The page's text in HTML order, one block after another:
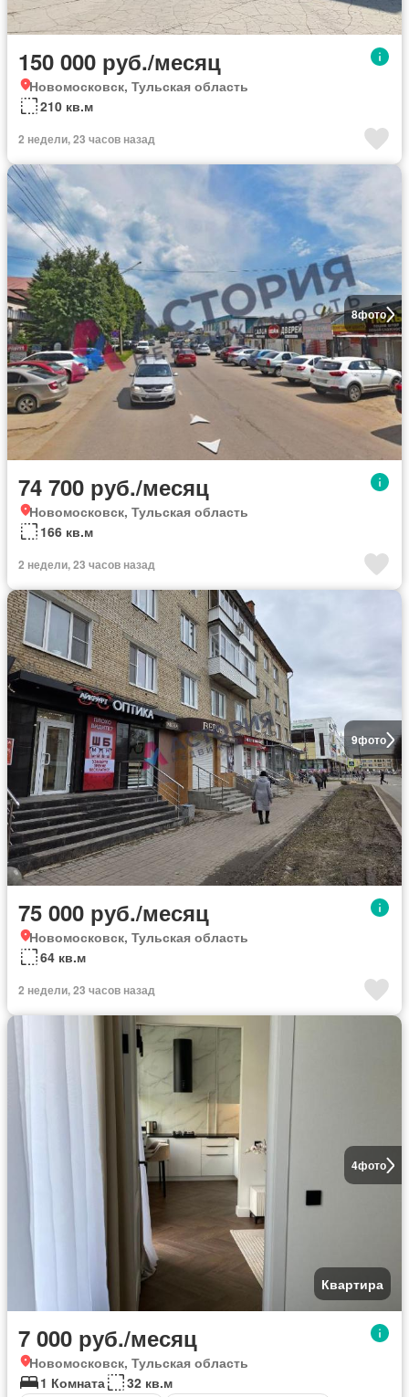
150 000 руб./месяц
Новомосковск, Тульская область
210 кв.м
2 недели, 23 часов назад
8фото
74 700 руб./месяц
Новомосковск, Тульская область
166 кв.м
2 недели, 23 часов назад
9фото
75 000 руб./месяц
Новомосковск, Тульская область
64 кв.м
2 недели, 23 часов назад
4фото
Квартира
7 000 руб./месяц
Новомосковск, Тульская область
1 Комната
32 кв.м